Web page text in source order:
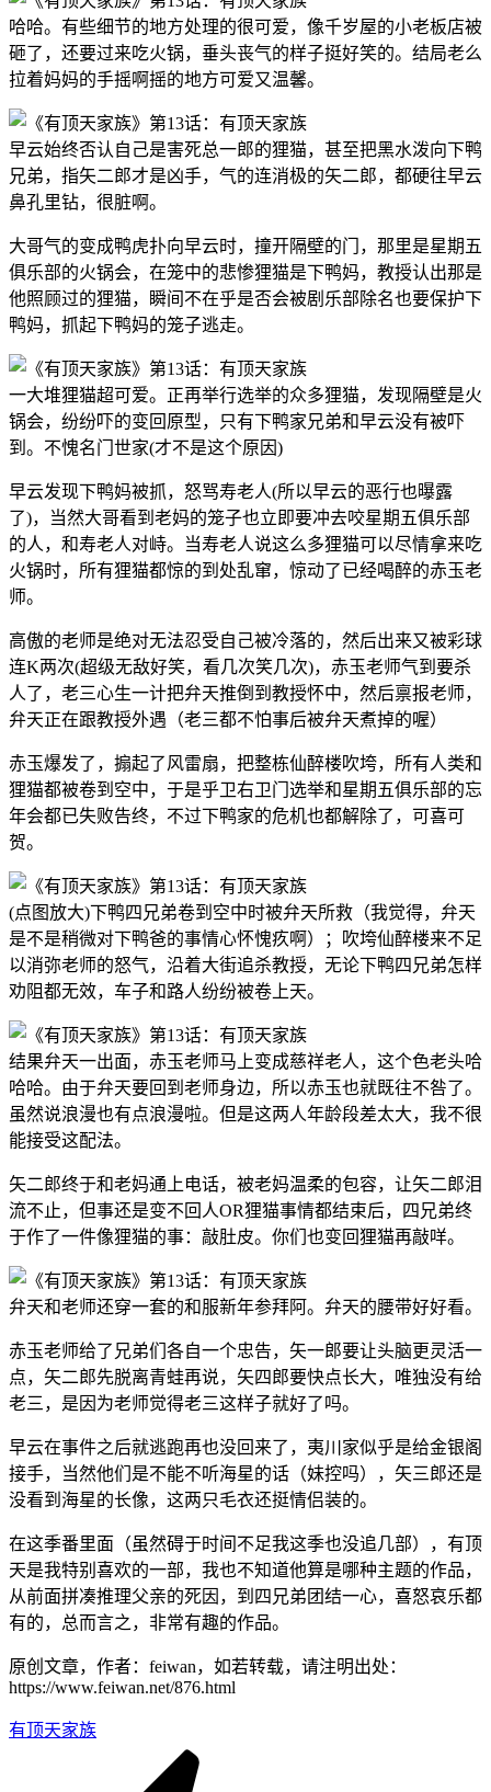
哈哈。有些细节的地方处理的很可爱，像千岁屋的小老板店被
砸了，还要过来吃火锅，垂头丧气的样子挺好笑的。结局老么
拉着妈妈的手摇啊摇的地方可爱又温馨。
早云始终否认自己是害死总一郎的狸猫，甚至把黑水泼向下鸭
兄弟，指矢二郎才是凶手，气的连消极的矢二郎，都硬往早云
鼻孔里钻，很脏啊。
大哥气的变成鸭虎扑向早云时，撞开隔壁的门，那里是星期五
俱乐部的火锅会，在笼中的悲惨狸猫是下鸭妈，教授认出那是
他照顾过的狸猫，瞬间不在乎是否会被剧乐部除名也要保护下
鸭妈，抓起下鸭妈的笼子逃走。
一大堆狸猫超可爱。正再举行选举的众多狸猫，发现隔壁是火
锅会，纷纷吓的变回原型，只有下鸭家兄弟和早云没有被吓
到。不愧名门世家(才不是这个原因)
早云发现下鸭妈被抓，怒骂寿老人(所以早云的恶行也曝露
了)，当然大哥看到老妈的笼子也立即要冲去咬星期五俱乐部
的人，和寿老人对峙。当寿老人说这么多狸猫可以尽情拿来吃
火锅时，所有狸猫都惊的到处乱窜，惊动了已经喝醉的赤玉老
师。
高傲的老师是绝对无法忍受自己被冷落的，然后出来又被彩球
连K两次(超级无敌好笑，看几次笑几次)，赤玉老师气到要杀
人了，老三心生一计把弁天推倒到教授怀中，然后禀报老师，
弁天正在跟教授外遇（老三都不怕事后被弁天煮掉的喔）
赤玉爆发了，搧起了风雷扇，把整栋仙醉楼吹垮，所有人类和
狸猫都被卷到空中，于是乎卫右卫门选举和星期五俱乐部的忘
年会都已失败告终，不过下鸭家的危机也都解除了，可喜可
贺。
(点图放大)下鸭四兄弟卷到空中时被弁天所救（我觉得，弁天
是不是稍微对下鸭爸的事情心怀愧疚啊）；吹垮仙醉楼来不足
以消弥老师的怒气，沿着大街追杀教授，无论下鸭四兄弟怎样
劝阻都无效，车子和路人纷纷被卷上天。
结果弁天一出面，赤玉老师马上变成慈祥老人，这个色老头哈
哈哈。由于弁天要回到老师身边，所以赤玉也就既往不咎了。
虽然说浪漫也有点浪漫啦。但是这两人年龄段差太大，我不很
能接受这配法。
矢二郎终于和老妈通上电话，被老妈温柔的包容，让矢二郎泪
流不止，但事还是变不回人OR狸猫事情都结束后，四兄弟终
于作了一件像狸猫的事：敲肚皮。你们也变回狸猫再敲咩。
弁天和老师还穿一套的和服新年参拜阿。弁天的腰带好好看。
赤玉老师给了兄弟们各自一个忠告，矢一郎要让头脑更灵活一
点，矢二郎先脱离青蛙再说，矢四郎要快点长大，唯独没有给
老三，是因为老师觉得老三这样子就好了吗。
早云在事件之后就逃跑再也没回来了，夷川家似乎是给金银阁
接手，当然他们是不能不听海星的话（妹控吗），矢三郎还是
没看到海星的长像，这两只毛衣还挺情侣装的。
在这季番里面（虽然碍于时间不足我这季也没追几部），有顶
天是我特别喜欢的一部，我也不知道他算是哪种主题的作品，
从前面拼凑推理父亲的死因，到四兄弟团结一心，喜怒哀乐都
有的，总而言之，非常有趣的作品。
原创文章，作者：feiwan，如若转载，请注明出处：
https://www.feiwan.net/876.html
有顶天家族